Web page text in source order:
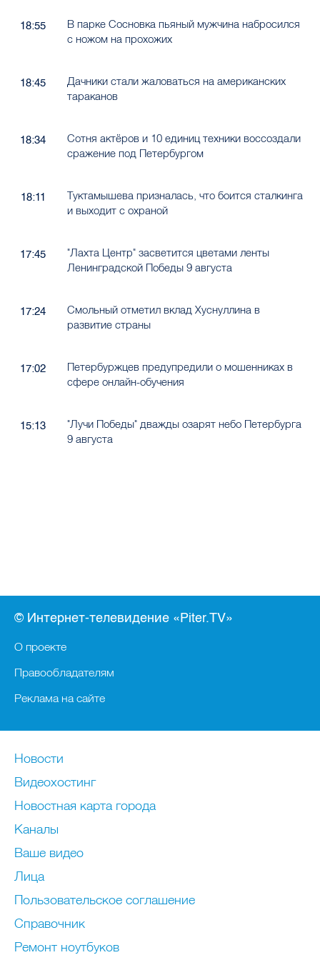
18:55
В парке Сосновка пьяный мужчина набросился
с ножом на прохожих
18:45
Дачники стали жаловаться на американских
тараканов
18:34
Сотня актёров и 10 единиц техники воссоздали
сражение под Петербургом
18:11
Туктамышева призналась, что боится сталкинга
и выходит с охраной
17:45
"Лахта Центр" засветится цветами ленты
Ленинградской Победы 9 августа
17:24
Смольный отметил вклад Хуснуллина в
развитие страны
17:02
Петербуржцев предупредили о мошенниках в
сфере онлайн-обучения
15:13
"Лучи Победы" дважды озарят небо Петербурга
9 августа
© Интернет-телевидение «Piter.TV»
О проекте
Правообладателям
Реклама на сайте
Новости
Видеохостинг
Новостная карта города
Каналы
Ваше видео
Лица
Пользовательское соглашение
Справочник
Ремонт нoутбуков